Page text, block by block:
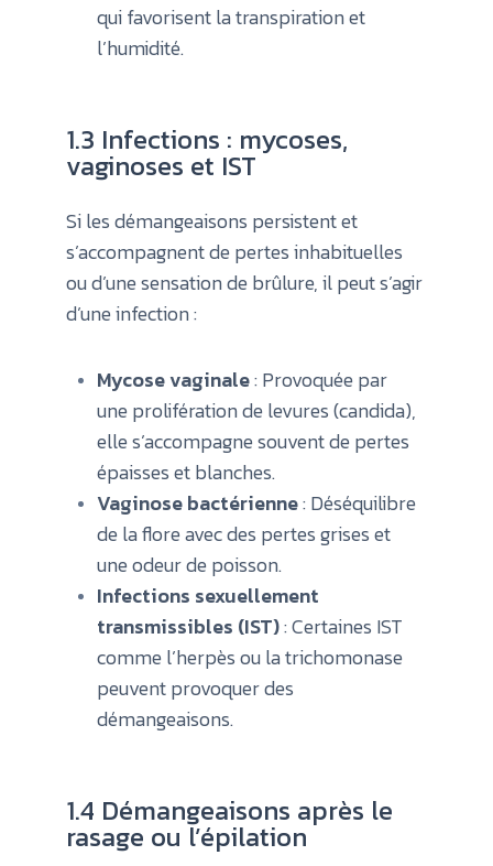
qui favorisent la transpiration et
l’humidité.
1.3 Infections : mycoses,
vaginoses et IST
Si les démangeaisons persistent et
s’accompagnent de pertes inhabituelles
ou d’une sensation de brûlure, il peut s’agir
d’une infection :
Mycose vaginale: Provoquée par
une prolifération de levures (candida),
elle s’accompagne souvent de pertes
épaisses et blanches.
Vaginose bactérienne: Déséquilibre
de la flore avec des pertes grises et
une odeur de poisson.
Infections sexuellement
transmissibles (IST): Certaines IST
comme l’herpès ou la trichomonase
peuvent provoquer des
démangeaisons.
1.4 Démangeaisons après le
rasage ou l’épilation